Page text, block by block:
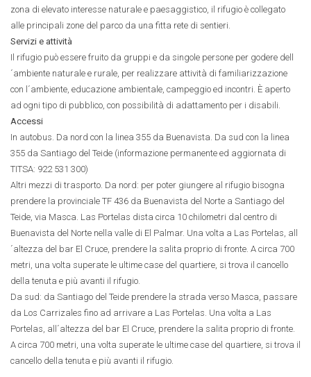
zona di elevato interesse naturale e paesaggistico, il rifugio è collegato
alle principali zone del parco da una fitta rete di sentieri.
Servizi e attività
Il rifugio può essere fruito da gruppi e da singole persone per godere dell
´ambiente naturale e rurale, per realizzare attività di familiarizzazione
con l´ambiente, educazione ambientale, campeggio ed incontri. È aperto
ad ogni tipo di pubblico, con possibilità di adattamento per i disabili.
Accessi
In autobus. Da nord con la linea 355 da Buenavista. Da sud con la linea
355 da Santiago del Teide (informazione permanente ed aggiornata di
TITSA: 922 531 300)
Altri mezzi di trasporto. Da nord: per poter giungere al rifugio bisogna
prendere la provinciale TF 436 da Buenavista del Norte a Santiago del
Teide, via Masca. Las Portelas dista circa 10 chilometri dal centro di
Buenavista del Norte nella valle di El Palmar. Una volta a Las Portelas, all
´altezza del bar El Cruce, prendere la salita proprio di fronte. A circa 700
metri, una volta superate le ultime case del quartiere, si trova il cancello
della tenuta e più avanti il rifugio.
Da sud: da Santiago del Teide prendere la strada verso Masca, passare
da Los Carrizales fino ad arrivare a Las Portelas. Una volta a Las
Portelas, all´altezza del bar El Cruce, prendere la salita proprio di fronte.
A circa 700 metri, una volta superate le ultime case del quartiere, si trova il
cancello della tenuta e più avanti il rifugio.